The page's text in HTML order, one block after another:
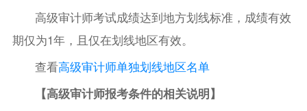
高级审计师考试成绩达到地方划线标准，成绩有效
期仅为1年，且仅在划线地区有效。
查看高级审计师单独划线地区名单
【高级审计师报考条件的相关说明】